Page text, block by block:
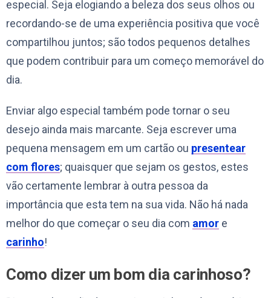
especial. Seja elogiando a beleza dos seus olhos ou
recordando-se de uma experiência positiva que você
compartilhou juntos; são todos pequenos detalhes
que podem contribuir para um começo memorável do
dia.
Enviar algo especial também pode tornar o seu
desejo ainda mais marcante. Seja escrever uma
pequena mensagem em um cartão ou presentear
com flores; quaisquer que sejam os gestos, estes
vão certamente lembrar à outra pessoa da
importância que esta tem na sua vida. Não há nada
melhor do que começar o seu dia com amor e
carinho!
Como dizer um bom dia carinhoso?